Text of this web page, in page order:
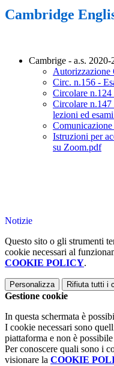
Cambridge
Cambrige - a.s. 2020-
Autorizzazione
Circ. n.156 -
Circolare n.124
Circolare
lezioni ed
Istruzioni per
su Zoom.pdf
Notizie
Questo sito o gli strumenti
cookie necessari al
COOKIE POLICY.
Personalizza Rifiuta tutti i
Gestione cookie
In questa schermata è
I cookie necessari sono
piattaforma e non è
Per conoscere quali sono i
visionare la COOKIE